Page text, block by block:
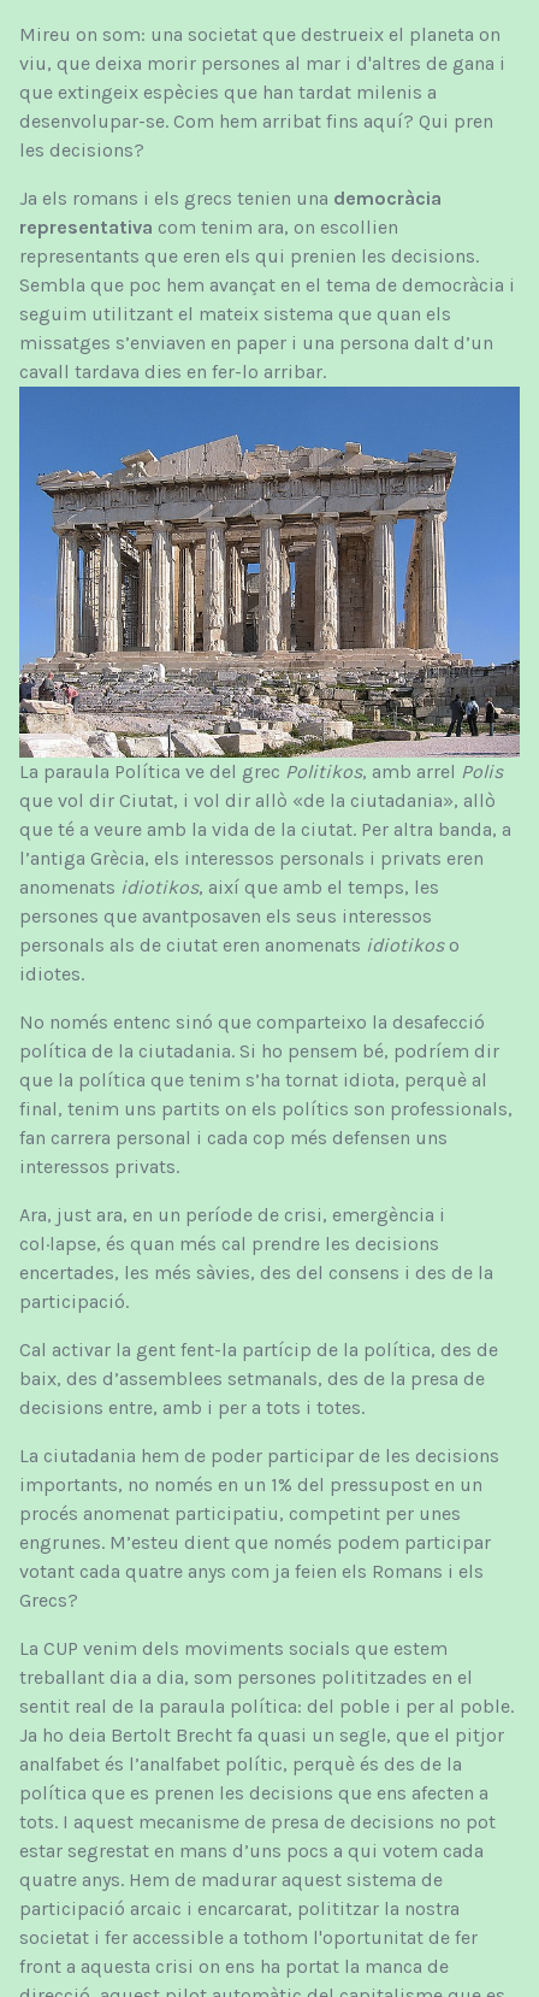
Mireu on som: una societat que destrueix el planeta on
viu, que deixa morir persones al mar i d'altres de gana i
que extingeix espècies que han tardat milenis a
desenvolupar-se. Com hem arribat fins aquí? Qui pren
les decisions?
Ja els romans i els grecs tenien una democràcia
representativa com tenim ara, on escollien
representants que eren els qui prenien les decisions.
Sembla que poc hem avançat en el tema de democràcia i
seguim utilitzant el mateix sistema que quan els
missatges s’enviaven en paper i una persona dalt d’un
cavall tardava dies en fer-lo arribar.
La paraula Política ve del grec Politikos, amb arrel Polis
que vol dir Ciutat, i vol dir allò «de la ciutadania», allò
que té a veure amb la vida de la ciutat. Per altra banda, a
l’antiga Grècia, els interessos personals i privats eren
anomenats idiotikos, així que amb el temps, les
persones que avantposaven els seus interessos
personals als de ciutat eren anomenats idiotikoso
idiotes.
No només entenc sinó que comparteixo la desafecció
política de la ciutadania. Si ho pensem bé, podríem dir
que la política que tenim s’ha tornat idiota, perquè al
final, tenim uns partits on els polítics son professionals,
fan carrera personal i cada cop més defensen uns
interessos privats.
Ara, just ara, en un període de crisi, emergència i
col·lapse, és quan més cal prendre les decisions
encertades, les més sàvies, des del consens i des de la
participació.
Cal activar la gent fent-la partícip de la política, des de
baix, des d’assemblees setmanals, des de la presa de
decisions entre, amb i per a tots i totes.
La ciutadania hem de poder participar de les decisions
importants, no només en un 1% del pressupost en un
procés anomenat participatiu, competint per unes
engrunes. M’esteu dient que només podem participar
votant cada quatre anys com ja feien els Romans i els
Grecs?
La CUP venim dels moviments socials que estem
treballant dia a dia, som persones polititzades en el
sentit real de la paraula política: del poble i per al poble.
Ja ho deia Bertolt Brecht fa quasi un segle, que el pitjor
analfabet és l’analfabet polític, perquè és des de la
política que es prenen les decisions que ens afecten a
tots. I aquest mecanisme de presa de decisions no pot
estar segrestat en mans d’uns pocs a qui votem cada
quatre anys. Hem de madurar aquest sistema de
participació arcaic i encarcarat, polititzar la nostra
societat i fer accessible a tothom l'oportunitat de fer
front a aquesta crisi on ens ha portat la manca de